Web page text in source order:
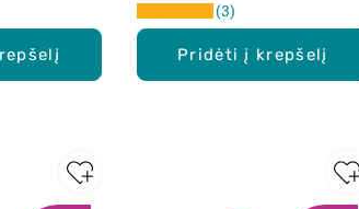
Pridėti į krepšelį
3